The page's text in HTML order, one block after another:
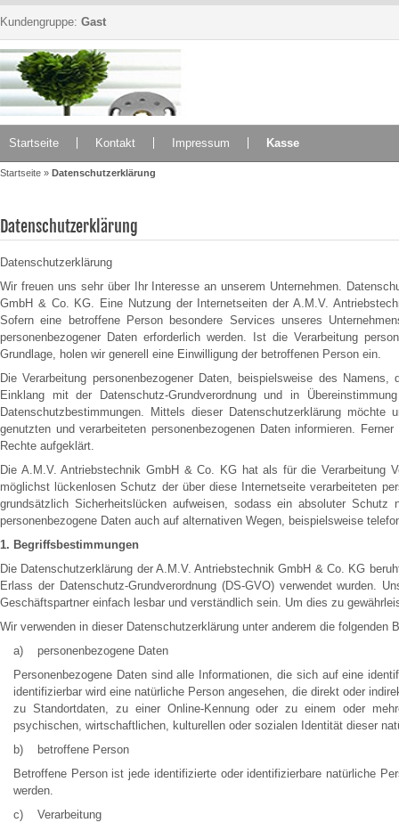
Kundengruppe: Gast
Startseite Kontakt Impressum Kasse
Startseite » Datenschutzerklärung
Datenschutzerklärung
Datenschutzerklärung
Wir freuen uns sehr über Ihr Interesse an unserem Unternehmen.
GmbH & Co. KG. Eine Nutzung der Internetseiten der A.M.V.
Sofern eine betroffene Person besondere Services unseres
personenbezogener Daten erforderlich werden. Ist die Verarbeitung
Grundlage, holen wir generell eine Einwilligung der betroffenen Person ein.
Die Verarbeitung personenbezogener Daten, beispielsweise des
Einklang mit der Datenschutz-Grundverordnung und in
Datenschutzbestimmungen. Mittels dieser Datenschutzerklärung
genutzten und verarbeiteten personenbezogenen Daten informieren.
Rechte aufgeklärt.
Die A.M.V. Antriebstechnik GmbH & Co. KG hat als für die Verarbeitung
möglichst lückenlosen Schutz der über diese Internetseite verarbeiteten
grundsätzlich Sicherheitslücken aufweisen, sodass ein absoluter
personenbezogene Daten auch auf alternativen Wegen, beispielsweise
1. Begriffsbestimmungen
Die Datenschutzerklärung der A.M.V. Antriebstechnik GmbH & Co. KG
Erlass der Datenschutz-Grundverordnung (DS-GVO) verwendet wurden.
Geschäftspartner einfach lesbar und verständlich sein. Um dies zu
Wir verwenden in dieser Datenschutzerklärung unter anderem die folgenden
a) personenbezogene Daten
Personenbezogene Daten sind alle Informationen, die sich auf eine
identifizierbar wird eine natürliche Person angesehen, die direkt oder
zu Standortdaten, zu einer Online-Kennung oder zu einem oder
psychischen, wirtschaftlichen, kulturellen oder sozialen Identität dieser
b) betroffene Person
Betroffene Person ist jede identifizierte oder identifizierbare natürliche
werden.
c) Verarbeitung